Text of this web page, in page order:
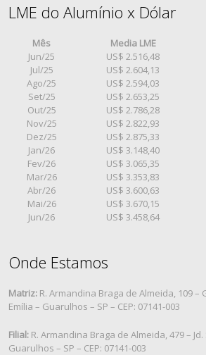
LME do Alumínio x Dólar
Mês Media LME
Jun/25
US$ 2.516,48
Jul/25
US$ 2.604,13
Ago/25
US$ 2.594,03
Set/25
US$ 2.653,25
Out/25
US$ 2.786,28
Nov/25
US$ 2.822,93
Dez/25
US$ 2.875,33
Jan/26
US$ 3.148,40
Fev/26
US$ 3.065,35
Mar/26
US$ 3.353,83
Abr/26
US$ 3.600,63
Mai/26
US$ 3.670,15
Jun/26
US$ 3.458,64
Onde Estamos
Matriz: R. Armandina Braga de Almeida, 109 –
Emília – Guarulhos – SP – CEP: 07141-003
Filial: R. Armandina Braga de Almeida, 479 –
Guarulhos – SP – CEP: 07141-003